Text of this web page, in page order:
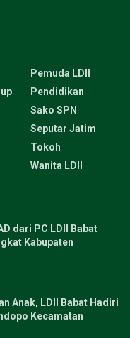
Pemuda LDII
Pendidikan
Sako SPN
Seputar Jatim
Tokoh
Wanita LDII
dari PC LDII Babat
Kabupaten
Anak, LDII Babat Hadiri
Kecamatan